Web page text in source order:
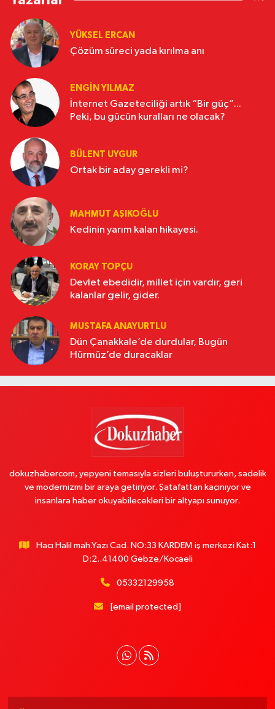
YÜKSEL ERCAN
Çözüm süreci yada kırılma anı
ENGİN YILMAZ
İnternet Gazeteciliği artık “Bir güç”...
Peki, bu gücün kuralları ne olacak?
BÜLENT UYGUR
Ortak bir aday gerekli mi?
MAHMUT AŞIKOĞLU
Kedinin yarım kalan hikayesi.
KORAY TOPÇU
Devlet ebedidir, millet için vardır, geri
kalanlar gelir, gider.
MUSTAFA ANAYURTLU
Dün Çanakkale’de durdular, Bugün
Hürmüz’de duracaklar
dokuzhabercom, yepyeni temasıyla sizleri buluştururken, sadelik
ve modernizmi bir araya getiriyor. Şatafattan kaçınıyor ve
insanlara haber okuyabilecekleri bir altyapı sunuyor.
Hacı Halil mah.Yazı Cad. NO:33 KARDEM iş merkezi Kat:1
D:2..41400 Gebze/Kocaeli
05332129958
[email protected]